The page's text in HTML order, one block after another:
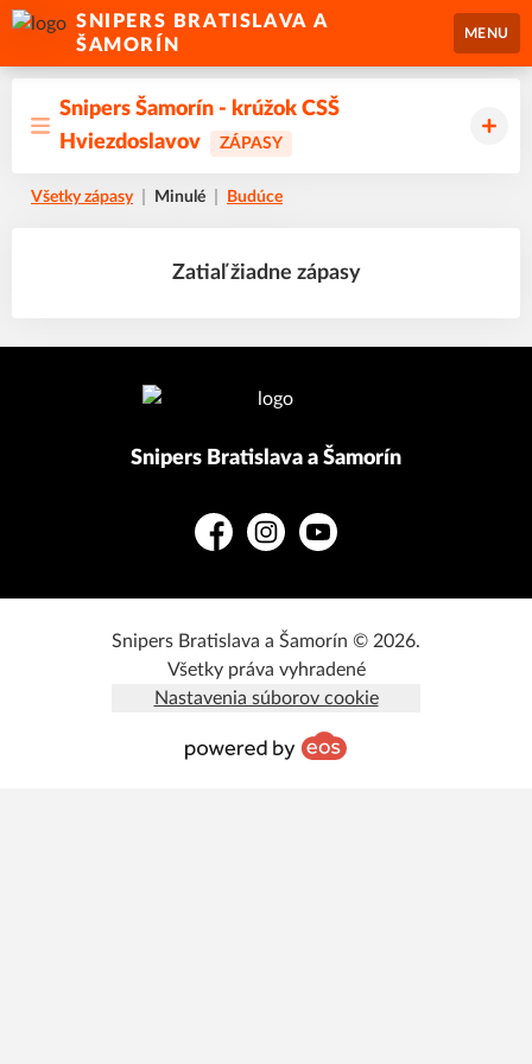
SNIPERS BRATISLAVA A
ŠAMORÍN
MENU
Snipers Šamorín - krúžok CSŠ
Hviezdoslavov
ZÁPASY
Všetky zápasy Minulé Budúce
Zatiaľ žiadne zápasy
Snipers Bratislava a Šamorín
FacebookInstagramYouTube
Snipers Bratislava a Šamorín © 2026.
Všetky práva vyhradené
Nastavenia súborov cookie